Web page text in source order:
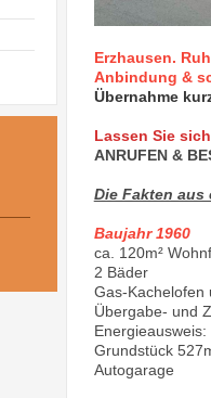
Erzhausen.
Anbindung &
Übernahme
Lassen Sie
ANRUFEN &
Die Fakten aus
Baujahr 1960
ca. 120m²
2 Bäder
Gas-Kachelofen
Übergabe- und
Grundstück
Autogarage